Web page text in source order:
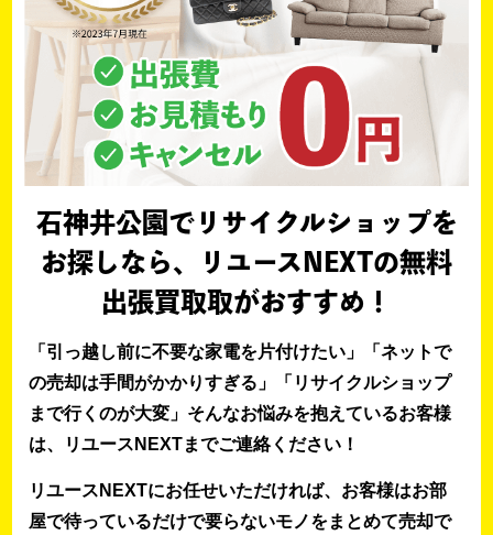
石神井公園でリサイクルショップを
お探しなら、リユースNEXTの無料
出張買取取がおすすめ！
「引っ越し前に不要な家電を片付けたい」「ネットで
の売却は手間がかかりすぎる」「リサイクルショップ
まで行くのが大変」そんなお悩みを抱えているお客様
は、リユースNEXTまでご連絡ください！
リユースNEXTにお任せいただければ、お客様はお部
屋で待っているだけで要らないモノをまとめて売却で